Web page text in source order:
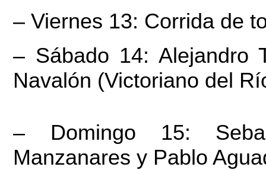
– Viernes 13: Corrida de
– Sábado 14: Alejandro
Navalón (Victoriano del
– Domingo 15:
Manzanares y Pablo